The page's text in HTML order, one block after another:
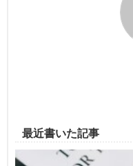
最近書いた記事